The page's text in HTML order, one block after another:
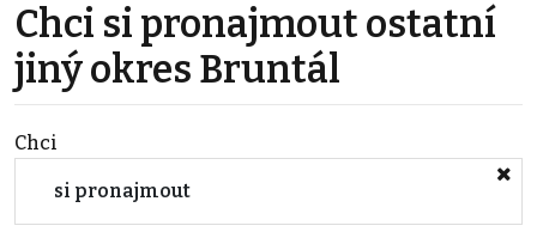
Chci si pronajmout ostatní
jiný okres Bruntál
Chci
si pronajmout